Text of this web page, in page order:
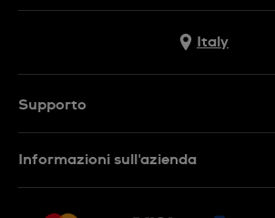
Italy
Supporto
Informazioni sull'azienda